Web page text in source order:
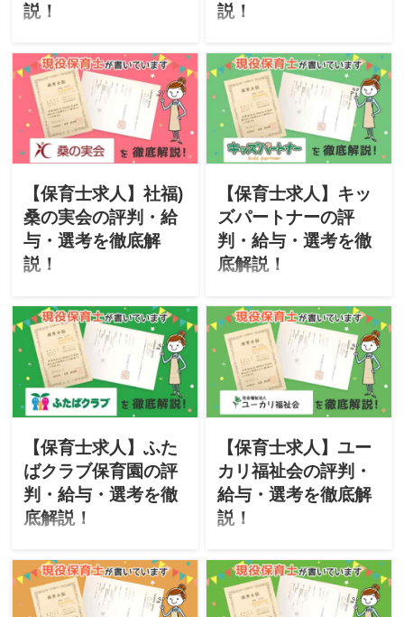
説！
転職に役立つ情報を掲載し
ています。今回は株式会社
ディアローグが運営する
「ここわ保育園」をご紹
介。「特徴・評判・求人・
オススメな人・選考」につ
ます。
説！
転職に役立つ情報を掲載し
ています。今回は株式会社
なないろが運営する「この
え保育園」をご紹介。「特
徴・評判・求人・オススメ
な人・選考」について徹底
【保育士求人】社福)
桑の実会の評判・給
与・選考を徹底解
説！
転職に役立つ情報を掲載し
ています。今回は「社会福
祉法人桑の実会」が運営す
る保育園をご紹介。「特
徴・評判・求人・オススメ
な人・選考」について徹底
【保育士求人】キッ
ズパートナーの評
判・給与・選考を徹
底解説！
転職に役立つ情報を掲載し
ています。今回は「ケアパ
ートナー株式会社」が運営
するキッズパートナー保育
園をご紹介。「特徴・評
判・求人・オススメな人・
たいと思います。
【保育士求人】ふた
ばクラブ保育園の評
判・給与・選考を徹
底解説！
転職に役立つ情報を掲載し
ています。今回は双葉教育
株式会社が運営する「ふた
【保育士求人】ユー
カリ福祉会の評判・
給与・選考を徹底解
説！
転職に役立つ情報を掲載し
ています。今回は「社会福
祉法人ユーカリ福祉会」が